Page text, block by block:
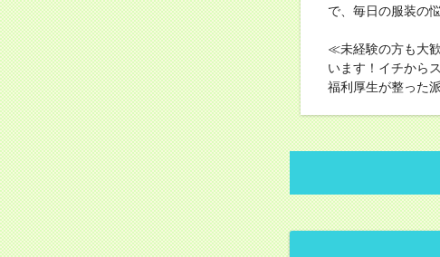
で、毎日の服装の
≪未経験の方も大
います！イチから
福利厚生が整った